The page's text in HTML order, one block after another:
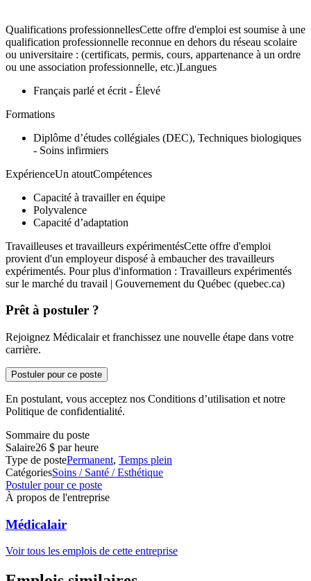
Qualifications professionnellesCette offre d'emploi est soumise à une
qualification professionnelle reconnue en dehors du réseau scolaire
ou universitaire : (certificats, permis, cours, appartenance à un ordre
ou une association professionnelle, etc.)Langues
Français parlé et écrit - Élevé
Formations
Diplôme d’études collégiales (DEC), Techniques biologiques
- Soins infirmiers
ExpérienceUn atoutCompétences
Capacité à travailler en équipe
Polyvalence
Capacité d’adaptation
Travailleuses et travailleurs expérimentésCette offre d'emploi
provient d'un employeur disposé à embaucher des travailleurs
expérimentés. Pour plus d'information : Travailleurs expérimentés
sur le marché du travail | Gouvernement du Québec (quebec.ca)
Prêt à postuler ?
Rejoignez Médicalair et franchissez une nouvelle étape dans votre
carrière.
Postuler pour ce poste
En postulant, vous acceptez nos Conditions d’utilisation et notre
Politique de confidentialité.
Sommaire du poste
Salaire26 $ par heure
Type de postePermanent, Temps plein
CatégoriesSoins / Santé / Esthétique
Postuler pour ce poste
À propos de l'entreprise
Médicalair
Voir tous les emplois de cette entreprise